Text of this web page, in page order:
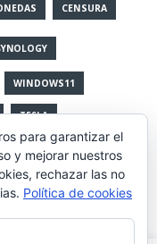
CENSURA
WINDOWS11
TESLA
COPIAS
LIBROS
ANUNCIO
para garantizar el
y mejorar nuestros
rechazar las no
Política de cookies